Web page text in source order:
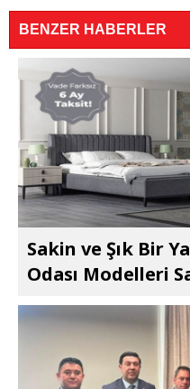
BENZER HABERLER
Sakin ve Şık Bir
Odası Modelleri